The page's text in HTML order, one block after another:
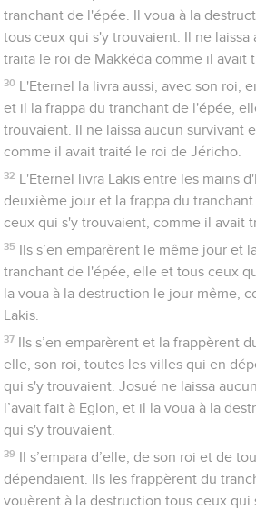
tranchant de l'épée. Il voua à la
tous ceux qui s'y trouvaient. Il ne laissa
traita le roi de Makkéda comme il avait
30
L'Eternel la livra aussi, avec son roi,
et il la frappa du tranchant de l'épée,
trouvaient. Il ne laissa aucun survivant
comme il avait traité le roi de Jéricho.
32
L'Eternel livra Lakis entre les mains
deuxième jour et la frappa du
ceux qui s'y trouvaient, comme il avait
35
Ils s’en emparèrent le même jour et
tranchant de l'épée, elle et tous ceux
la voua à la destruction le jour même,
Lakis.
37
Ils s’en emparèrent et la frappèrent
elle, son roi, toutes les villes qui en
qui s'y trouvaient. Josué ne laissa
l’avait fait à Eglon, et il la voua à la
qui s'y trouvaient.
39
Il s’empara d’elle, de son roi et de
dépendaient. Ils les frappèrent du
vouèrent à la destruction tous ceux qui